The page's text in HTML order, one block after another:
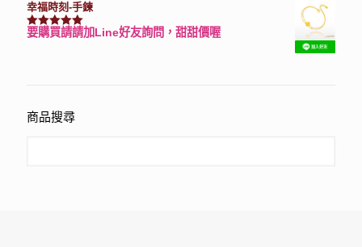
幸福時刻-手鍊
評分3150滿分 5
要購買請請加Line好友詢問，甜甜價喔
商品搜尋